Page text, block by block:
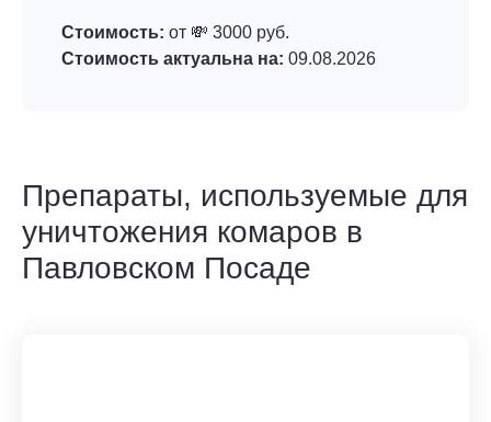
Стоимость: от 💸 3000 руб.
Стоимость актуальна на: 09.08.2026
Препараты, используемые для
уничтожения комаров в
Павловском Посаде